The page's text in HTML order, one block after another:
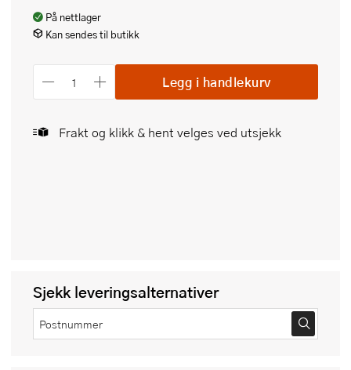
På nettlager
Kan sendes til butikk
Legg i handlekurv
Frakt og klikk & hent velges ved utsjekk
Sjekk leveringsalternativer